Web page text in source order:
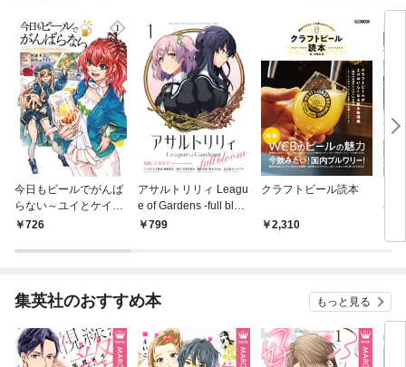
今日もビールでがんば
らない～ユイとケイの
カンパイリセット～
726
アサルトリリィ Leagu
e of Gardens -full bloo
m-1799
クラフトビール読本
2,310
ぱ
に
集英社のおすすめ本 もっと見る